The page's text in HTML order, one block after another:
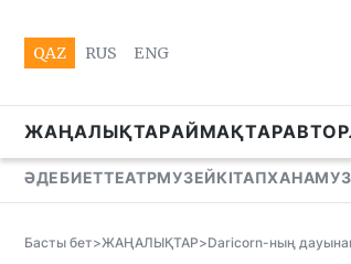
QAZ RUS ENG
ЖАҢАЛЫҚТАРАЙМАҚТАР
ӘДЕБИЕТТЕАТРМУЗЕЙКІТАПХАНА
Басты бет>ЖАҢАЛЫҚТАР>Daricorn-ның